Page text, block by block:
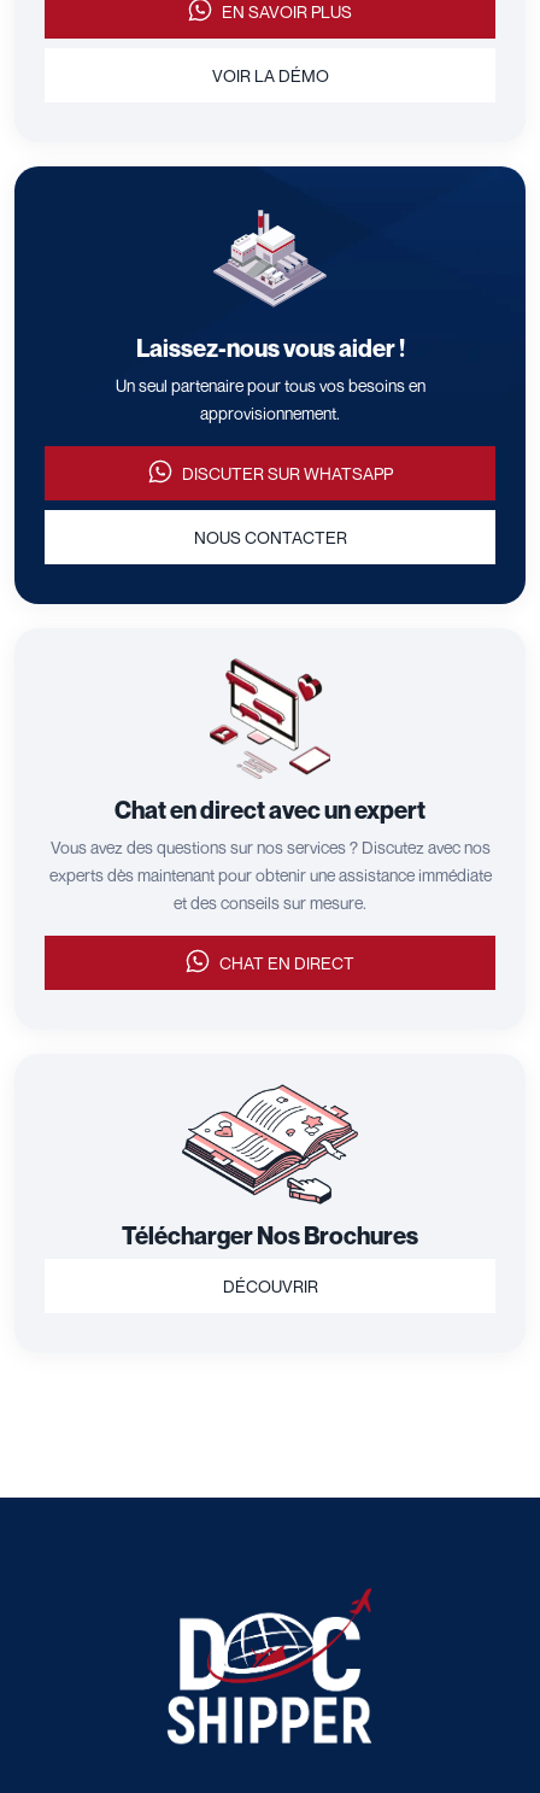
EN SAVOIR PLUS
VOIR LA DÉMO
Laissez-nous vous aider !
Un seul partenaire pour tous vos besoins en
approvisionnement.
DISCUTER SUR WHATSAPP
NOUS CONTACTER
Chat en direct avec un expert
Vous avez des questions sur nos services ? Discutez avec nos
experts dès maintenant pour obtenir une assistance immédiate
et des conseils sur mesure.
CHAT EN DIRECT
Télécharger Nos Brochures
DÉCOUVRIR